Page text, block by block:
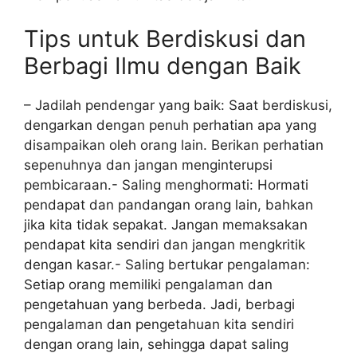
Tips untuk Berdiskusi dan
Berbagi Ilmu dengan Baik
– Jadilah pendengar yang baik: Saat berdiskusi,
dengarkan dengan penuh perhatian apa yang
disampaikan oleh orang lain. Berikan perhatian
sepenuhnya dan jangan menginterupsi
pembicaraan.- Saling menghormati: Hormati
pendapat dan pandangan orang lain, bahkan
jika kita tidak sepakat. Jangan memaksakan
pendapat kita sendiri dan jangan mengkritik
dengan kasar.- Saling bertukar pengalaman:
Setiap orang memiliki pengalaman dan
pengetahuan yang berbeda. Jadi, berbagi
pengalaman dan pengetahuan kita sendiri
dengan orang lain, sehingga dapat saling